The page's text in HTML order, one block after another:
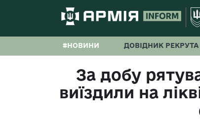
#НОВИНИ ДОВІДНИК РЕКРУТА
За добу
виїздили на